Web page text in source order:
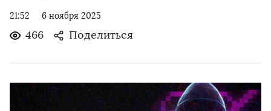
21:52 6 ноября 2025
466 Поделиться